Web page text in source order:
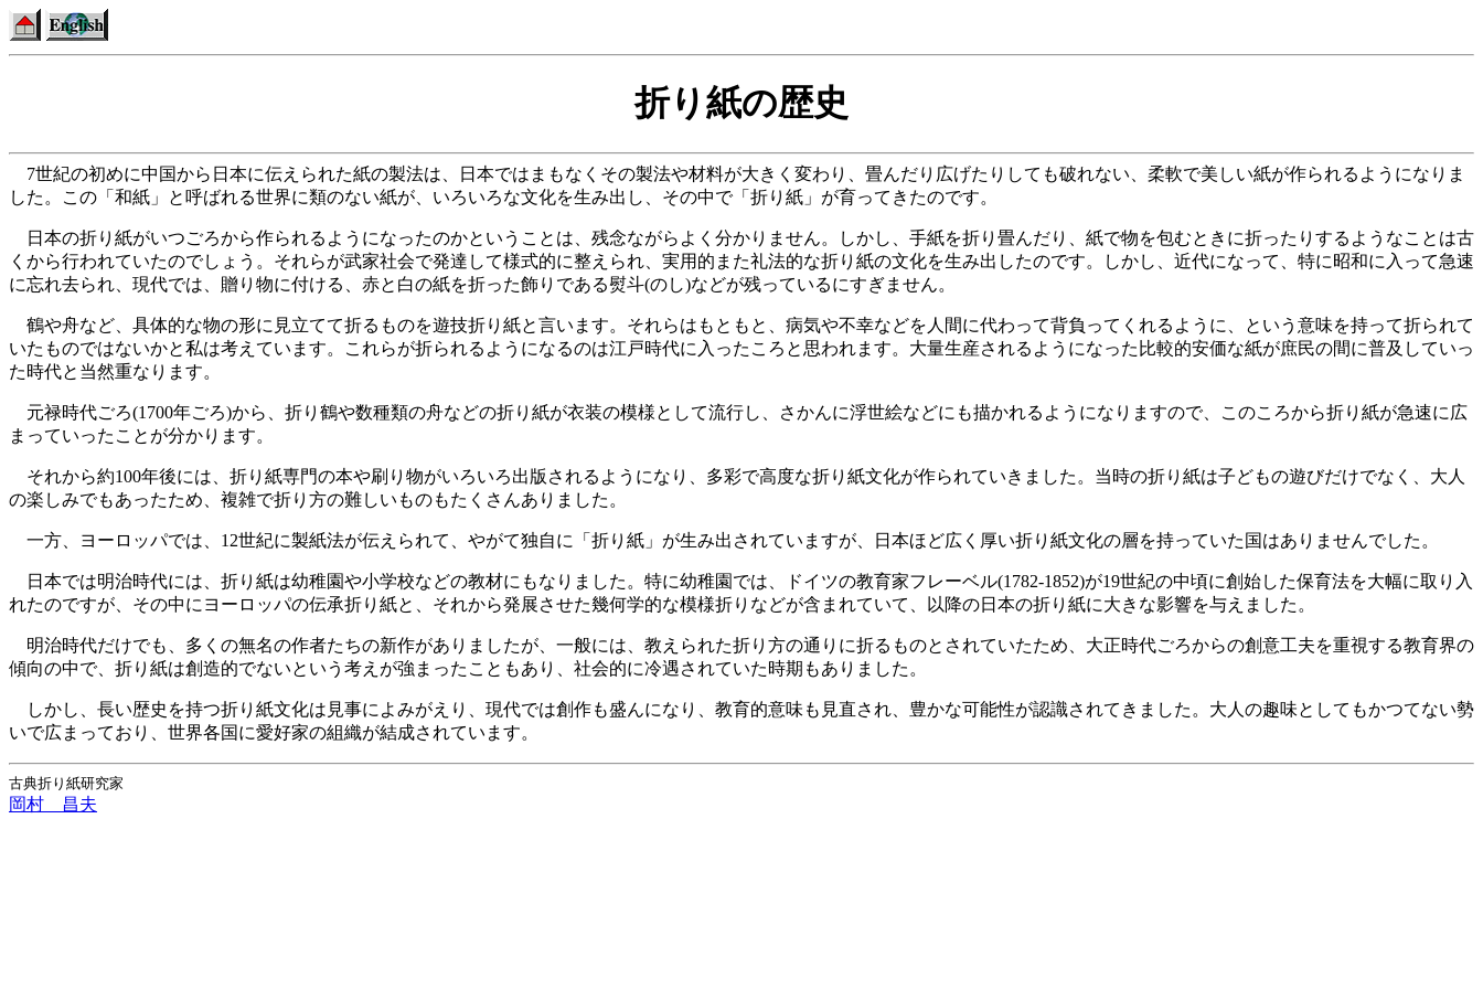
折り紙の歴史
7世紀の初めに中国から日本に伝えられた紙の製法は、日本ではまもなくその製法や材料が大きく変わり、畳んだり広げたりしても破れない、柔軟で美しい紙が作られるようになりま
した。この「和紙」と呼ばれる世界に類のない紙が、いろいろな文化を生み出し、その中で「折り紙」が育ってきたのです。
日本の折り紙がいつごろから作られるようになったのかということは、残念ながらよく分かりません。しかし、手紙を折り畳んだり、紙で物を包むときに折ったりするようなことは古
くから行われていたのでしょう。それらが武家社会で発達して様式的に整えられ、実用的また礼法的な折り紙の文化を生み出したのです。しかし、近代になって、特に昭和に入って急速
に忘れ去られ、現代では、贈り物に付ける、赤と白の紙を折った飾りである熨斗(のし)などが残っているにすぎません。
鶴や舟など、具体的な物の形に見立てて折るものを遊技折り紙と言います。それらはもともと、病気や不幸などを人間に代わって背負ってくれるように、という意味を持って折られて
いたものではないかと私は考えています。これらが折られるようになるのは江戸時代に入ったころと思われます。大量生産されるようになった比較的安価な紙が庶民の間に普及していっ
た時代と当然重なります。
元禄時代ごろ(1700年ごろ)から、折り鶴や数種類の舟などの折り紙が衣装の模様として流行し、さかんに浮世絵などにも描かれるようになりますので、このころから折り紙が急速に広
まっていったことが分かります。
それから約100年後には、折り紙専門の本や刷り物がいろいろ出版されるようになり、多彩で高度な折り紙文化が作られていきました。当時の折り紙は子どもの遊びだけでなく、大人
の楽しみでもあったため、複雑で折り方の難しいものもたくさんありました。
一方、ヨーロッパでは、12世紀に製紙法が伝えられて、やがて独自に「折り紙」が生み出されていますが、日本ほど広く厚い折り紙文化の層を持っていた国はありませんでした。
日本では明治時代には、折り紙は幼稚園や小学校などの教材にもなりました。特に幼稚園では、ドイツの教育家フレーベル(1782-1852)が19世紀の中頃に創始した保育法を大幅に取り入
れたのですが、その中にヨーロッパの伝承折り紙と、それから発展させた幾何学的な模様折りなどが含まれていて、以降の日本の折り紙に大きな影響を与えました。
明治時代だけでも、多くの無名の作者たちの新作がありましたが、一般には、教えられた折り方の通りに折るものとされていたため、大正時代ごろからの創意工夫を重視する教育界の
傾向の中で、折り紙は創造的でないという考えが強まったこともあり、社会的に冷遇されていた時期もありました。
しかし、長い歴史を持つ折り紙文化は見事によみがえり、現代では創作も盛んになり、教育的意味も見直され、豊かな可能性が認識されてきました。大人の趣味としてもかつてない勢
いで広まっており、世界各国に愛好家の組織が結成されています。
古典折り紙研究家
岡村 昌夫